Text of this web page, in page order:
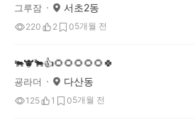
그루잠 서초2동
220 2 05개월 전
🐃🐮🐂👍🌻🌻🌻🌻🌻🍀
굥라더 다산동
125 1 05개월 전